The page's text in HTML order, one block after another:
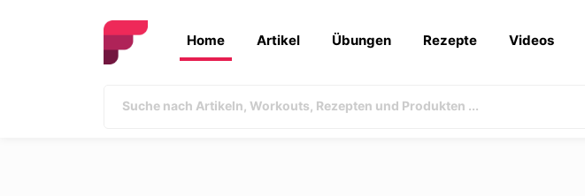
Home Artikel Übungen Rezepte Videos